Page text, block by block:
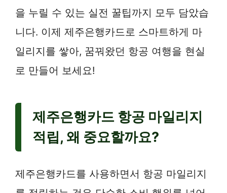
을 누릴 수 있는 실전 꿀팁까지 모두 담았습
니다. 이제 제주은행카드로 스마트하게 마
일리지를 쌓아, 꿈꿔왔던 항공 여행을 현실
로 만들어 보세요!
제주은행카드 항공 마일리지
적립, 왜 중요할까요?
제주은행카드를 사용하면서 항공 마일리지